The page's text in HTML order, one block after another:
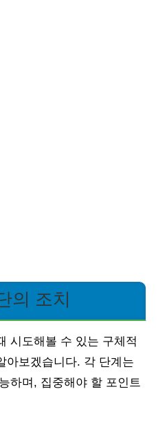
의 조치
시도해볼 수 있는 구체적
아보겠습니다. 각 단계는
하며, 집중해야 할 포인트